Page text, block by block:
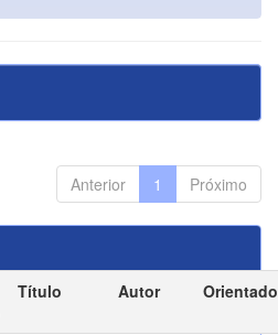
Anterior 1 Próximo
Título Autor